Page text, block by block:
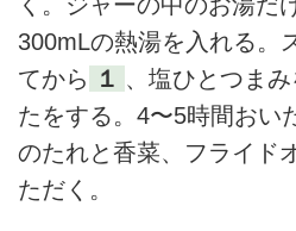
300mLの熱湯を入れる。
てから １ 、塩ひとつま
たをする。4〜5時間おい
のたれと香菜、フライド
ただく。